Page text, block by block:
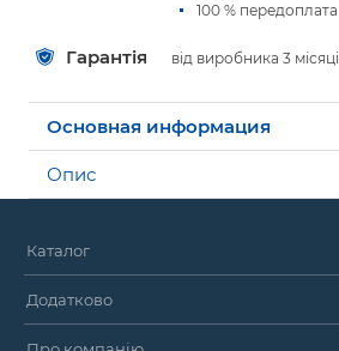
100 % передоплата
Гарантія від виробника 3 місяці
Основная информация
Опис
Каталог
Додатково